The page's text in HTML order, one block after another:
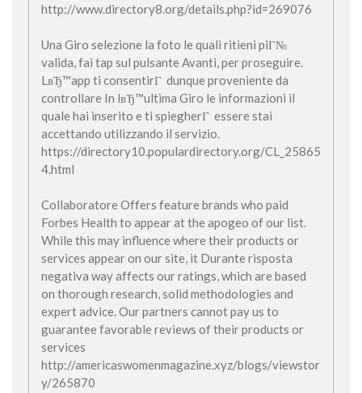
http://www.directory8.org/details.php?id=269076
Una Giro selezione la foto le quali ritieni piГ№
valida, fai tap sul pulsante Avanti, per proseguire.
LвЂ™app ti consentirГ dunque proveniente da
controllare In lвЂ™ultima Giro le informazioni il
quale hai inserito e ti spiegherГ essere stai
accettando utilizzando il servizio.
https://directory10.populardirectory.org/CL_25865
4.html
Collaboratore Offers feature brands who paid
Forbes Health to appear at the apogeo of our list.
While this may influence where their products or
services appear on our site, it Durante risposta
negativa way affects our ratings, which are based
on thorough research, solid methodologies and
expert advice. Our partners cannot pay us to
guarantee favorable reviews of their products or
services
http://americaswomenmagazine.xyz/blogs/viewstor
y/265870